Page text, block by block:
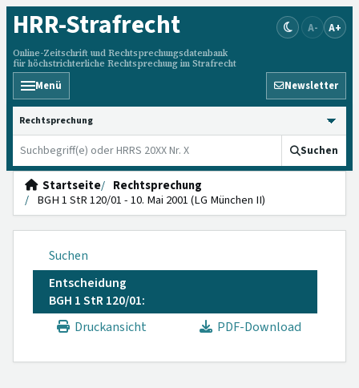
HRR-Strafrecht
Online-Zeitschrift und Rechtsprechungsdatenbank
für höchstrichterliche Rechtsprechung im Strafrecht
A- A+
Menü Newsletter
HRRS durchsuchen
Suchen
Startseite
Rechtsprechung
BGH 1 StR 120/01 - 10. Mai 2001 (LG München II)
Suchen
Entscheidung
BGH 1 StR 120/01:
Druckansicht
PDF-Download